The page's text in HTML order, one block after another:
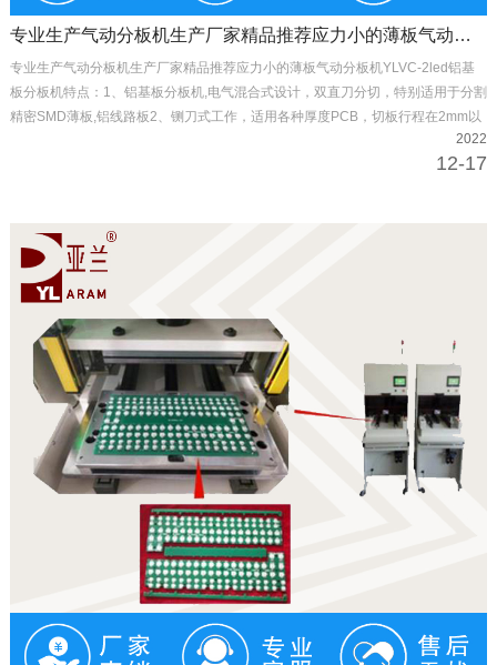
专业生产气动分板机生产厂家精品推荐应力小的薄板气动分板机YLPL
专业生产气动分板机生产厂家精品推荐应力小的薄板气动分板机YLVC-2led铝基
板分板机特点：1、铝基板分板机,电气混合式设计，双直刀分切，特别适用于分割
精密SMD薄板,铝线路板2、铡刀式工作，适用各种厚度PCB，切板行程在2mm以
下，绝无操作安全上的顾虑3、将切板时所产生的内应力降至180μST以下,避免锡
2022
12-17